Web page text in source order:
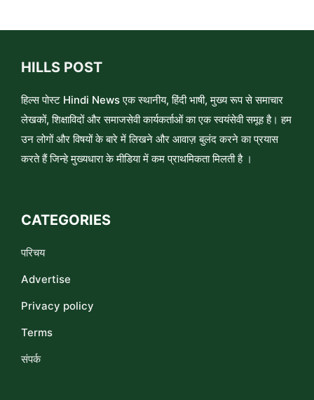
HILLS POST
हिल्स पोस्ट Hindi News एक स्थानीय, हिंदी भाषी, मुख्य रूप से समाचार
लेखकों, शिक्षाविदों और समाजसेवी कार्यकर्ताओं का एक स्वयंसेवी समूह है। हम
उन लोगों और विषयों के बारे में लिखने और आवाज़ बुलंद करने का प्रयास
करते हैं जिन्हे मुख्यधारा के मीडिया में कम प्राथमिकता मिलती है ।
CATEGORIES
परिचय
Advertise
Privacy policy
Terms
संपर्क